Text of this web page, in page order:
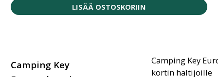
LISÄÄ OSTOSKORIIN
Camping Key
Camping Key
kortin haltijoille